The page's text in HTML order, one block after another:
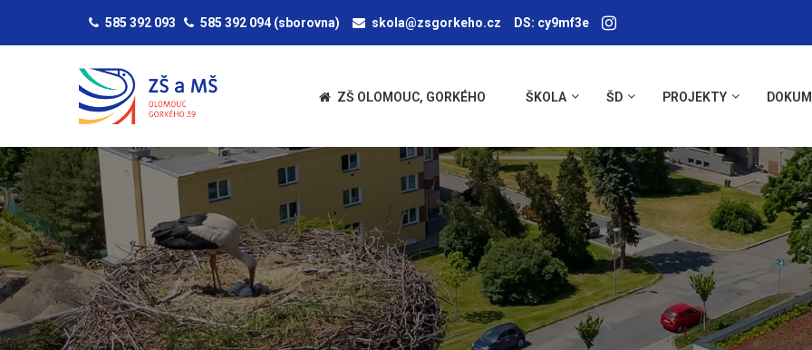
585 392 093 585 392 094 (sborovna) skola@zsgorkeho.cz DS: cy9mf3e
ZŠ OLOMOUC, GORKÉHO ŠKOLA ŠD PROJEKTY